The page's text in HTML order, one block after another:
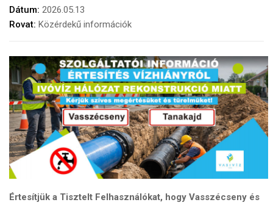
Dátum: 2026.05.13
Rovat: Közérdekű információk
Értesítjük a Tisztelt Felhasználókat, hogy Vasszécseny és